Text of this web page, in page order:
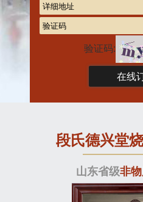
验证码:
段氏德兴堂
山东省级非